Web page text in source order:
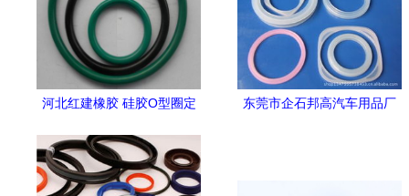
河北红建橡胶 硅胶O型圈定
析
东莞市企石邦高汽车用品厂